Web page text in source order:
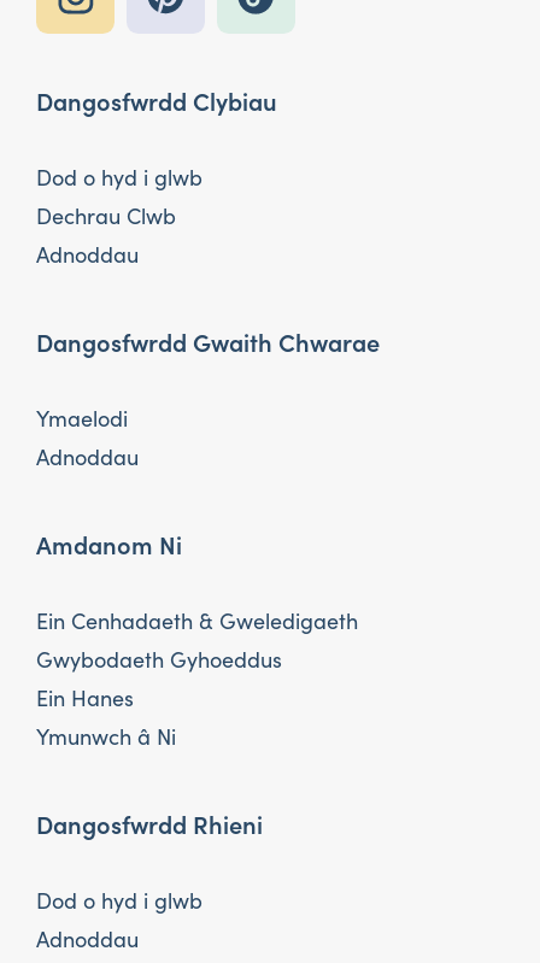
Dangosfwrdd Clybiau
Dod o hyd i glwb
Dechrau Clwb
Adnoddau
Dangosfwrdd Gwaith Chwarae
Ymaelodi
Adnoddau
Amdanom Ni
Ein Cenhadaeth & Gweledigaeth
Gwybodaeth Gyhoeddus
Ein Hanes
Ymunwch â Ni
Dangosfwrdd Rhieni
Dod o hyd i glwb
Adnoddau